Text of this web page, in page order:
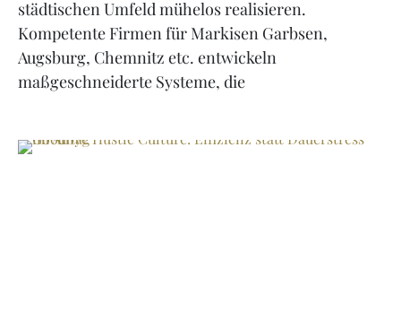
städtischen Umfeld mühelos realisieren.
Kompetente Firmen für Markisen Garbsen,
Augsburg, Chemnitz etc. entwickeln
maßgeschneiderte Systeme, die